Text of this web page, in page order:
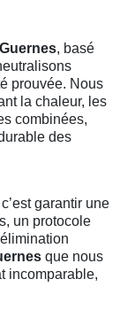
, basé
prouvée. Nous
la chaleur, les
combinées,
des
garantir une
un protocole
que nous
incomparable,